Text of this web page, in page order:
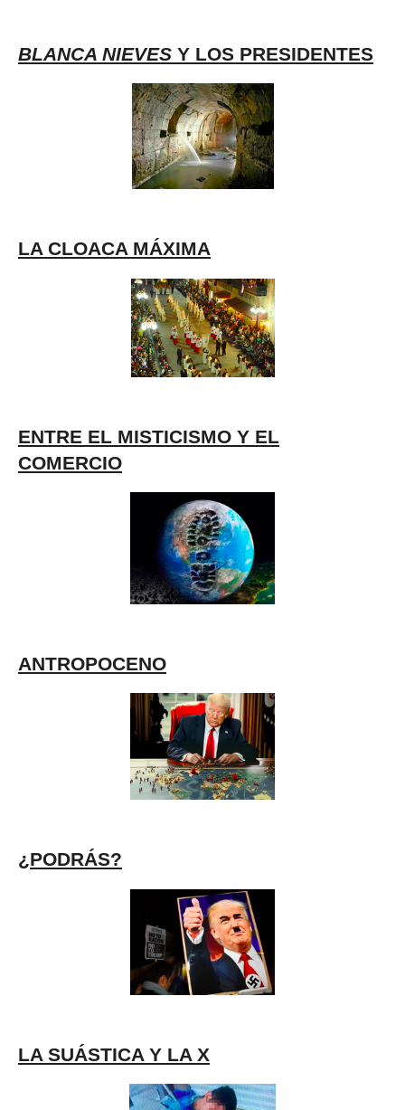
BLANCA NIEVES Y LOS PRESIDENTES
LA CLOACA MÁXIMA
ENTRE EL MISTICISMO Y EL
COMERCIO
ANTROPOCENO
¿PODRÁS?
LA SUÁSTICA Y LA X